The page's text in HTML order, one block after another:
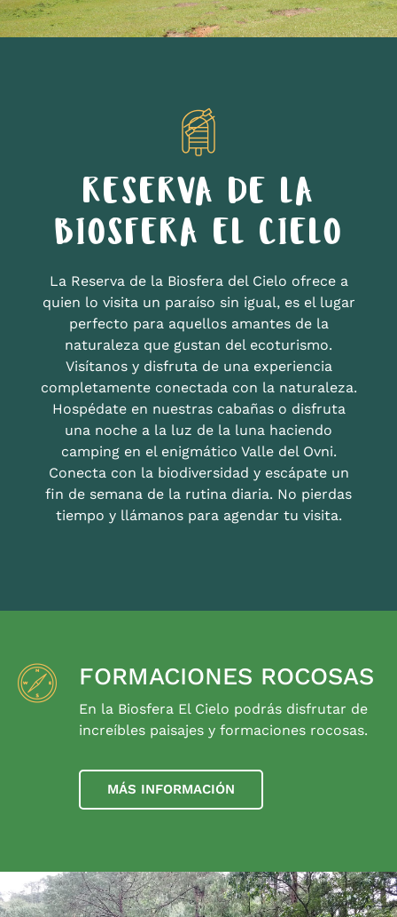
RESERVA DE LA
BIOSFERA EL CIELO
La Reserva de la Biosfera del Cielo ofrece a
quien lo visita un paraíso sin igual, es el lugar
perfecto para aquellos amantes de la
naturaleza que gustan del ecoturismo.
Visítanos y disfruta de una experiencia
completamente conectada con la naturaleza.
Hospédate en nuestras cabañas o disfruta
una noche a la luz de la luna haciendo
camping en el enigmático Valle del Ovni.
Conecta con la biodiversidad y escápate un
fin de semana de la rutina diaria. No pierdas
tiempo y llámanos para agendar tu visita.
FORMACIONES ROCOSAS
En la Biosfera El Cielo podrás disfrutar de
increíbles paisajes y formaciones rocosas.
MÁS INFORMACIÓN